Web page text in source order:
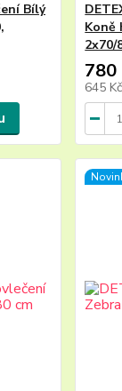
Bílý
Koně
2x70/
780
645 Kč